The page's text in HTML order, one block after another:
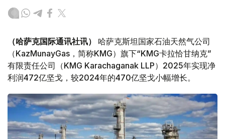
（哈萨克国际通讯社讯）
哈萨克斯坦国家石油天然气公司
（KazMunayGas，简称KMG）旗下“KMG卡拉恰甘纳克”
有限责任公司（KMG Karachaganak LLP）2025年实现净
利润472亿坚戈，较2024年的470亿坚戈小幅增长。